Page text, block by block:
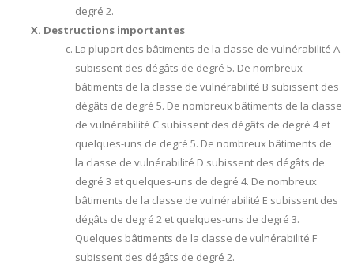
degré 2.
Destructions importantes
La plupart des bâtiments de la classe de vulnérabilité A
subissent des dégâts de degré 5. De nombreux
bâtiments de la classe de vulnérabilité B subissent des
dégâts de degré 5. De nombreux bâtiments de la classe
de vulnérabilité C subissent des dégâts de degré 4 et
quelques-uns de degré 5. De nombreux bâtiments de
la classe de vulnérabilité D subissent des dégâts de
degré 3 et quelques-uns de degré 4. De nombreux
bâtiments de la classe de vulnérabilité E subissent des
dégâts de degré 2 et quelques-uns de degré 3.
Quelques bâtiments de la classe de vulnérabilité F
subissent des dégâts de degré 2.